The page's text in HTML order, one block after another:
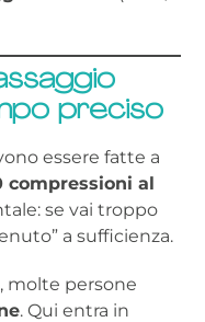
preciso
essere fatte a
compressioni al
se vai troppo
a sufficienza.
molte persone
. Qui entra in